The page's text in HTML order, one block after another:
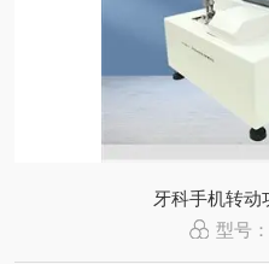
牙科手机转动
型号